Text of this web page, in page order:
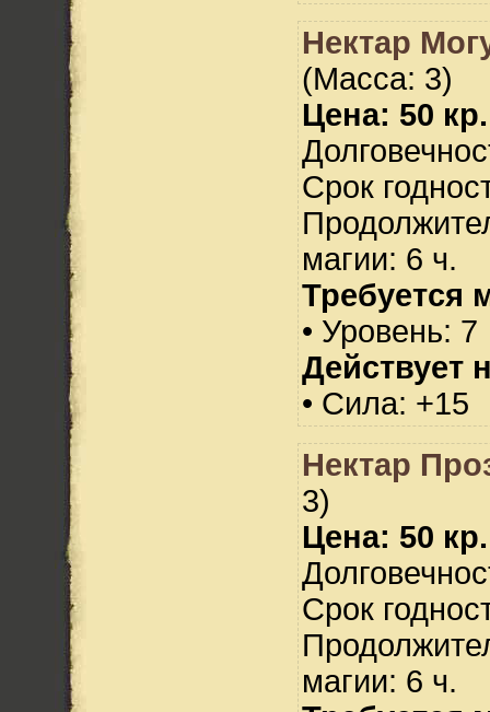
Нектар
(Масса: 3)
Цена: 50 кр.
Срок
магии: 6 ч.
Требуется
• Уровень: 7
Действует
• Сила: +15
Нектар
3)
Цена: 50 кр.
Срок
магии: 6 ч.